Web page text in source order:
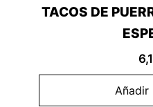
TACOS DE
Añadir